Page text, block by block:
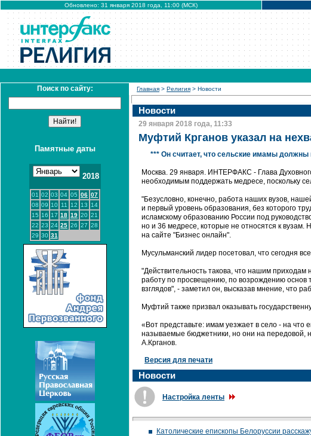
Обновлено: 31 января 2018 года, 11:00 (МСК)
Поиск по сайту:
Памятные даты
2018
01 02 03 04 05 06 07
08 09 10 11 12 13
14
15 16 17 18 19 20 21
22 23 24 25 26 27 28
29 30 31
Главная > Религия > Новости
Новости
29 января 2018 года, 11:33
Муфтий Крганов указал на
*** Он считает, что сельские имамы должны
Москва. 29 января. ИНТЕРФАКС - Глава
необходимым поддержать медресе, поскольку
"Безусловно, конечно, работа наших вузов,
и первый уровень образования, без которого
исламскому образованию России под
но и 36 медресе, которые не относятся к
на сайте "Бизнес онлайн".
Мусульманский лидер посетовал, что сегодня
"Действительность такова, что нашим
работу по просвещению, по возрождению основ
взглядов", - заметил он, высказав мнение, что
Муфтий также призвал оказывать
«Вот представьте: имам уезжает в село - на
называемые бюджетники, но они на передовой,
А.Крганов.
Версия для печати
Новости
Настройка ленты
Католические епископы Белоруссии